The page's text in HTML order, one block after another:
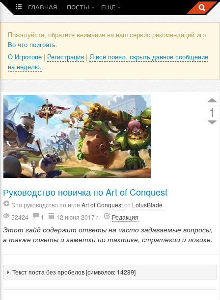
ГЛАВНАЯ ПОСТЫ ЕЩЕ
Пожалуйста, обратите внимание на наш сервис рекомендаций игр
Во что поиграть.
О Игротопе | Регистрация | Я всё понял, скрыть данное сообщение
на неделю.
1
Руководство новичка по Art of Conquest
Это руководство по игре Art of Conquestот LotusBlade
52424
1 12 июня 2017 г. Редакция
Этот гайд содержит ответы на часто задаваемые вопросы,
а также советы и заметки по тактике, стратегии и логике.
Текст поста без пробелов [символов: 14289]